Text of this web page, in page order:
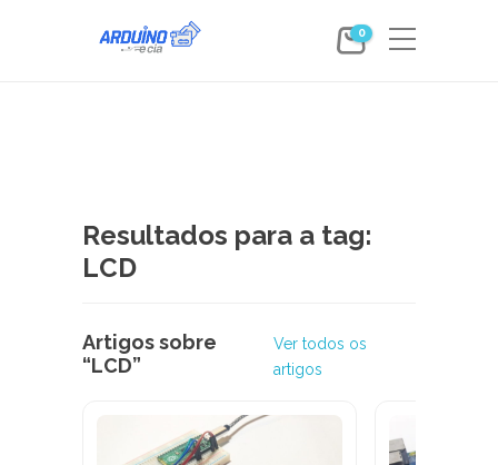
0
Resultados para a tag:
LCD
Artigos sobre
“LCD”
Ver todos os
artigos